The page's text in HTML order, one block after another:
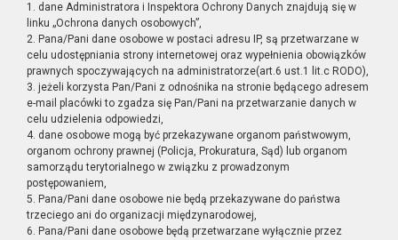
1. dane Administratora i Inspektora Ochrony Danych znajdują się w
linku „Ochrona danych osobowych”,
2. Pana/Pani dane osobowe w postaci adresu IP, są przetwarzane w
celu udostępniania strony internetowej oraz wypełnienia obowiązków
prawnych spoczywających na administratorze(art.6 ust.1 lit.c RODO),
3. jeżeli korzysta Pan/Pani z odnośnika na stronie będącego adresem
e-mail placówki to zgadza się Pan/Pani na przetwarzanie danych w
celu udzielenia odpowiedzi,
4. dane osobowe mogą być przekazywane organom państwowym,
organom ochrony prawnej (Policja, Prokuratura, Sąd) lub organom
samorządu terytorialnego w związku z prowadzonym
postępowaniem,
5. Pana/Pani dane osobowe nie będą przekazywane do państwa
trzeciego ani do organizacji międzynarodowej,
6. Pana/Pani dane osobowe będą przetwarzane wyłącznie przez